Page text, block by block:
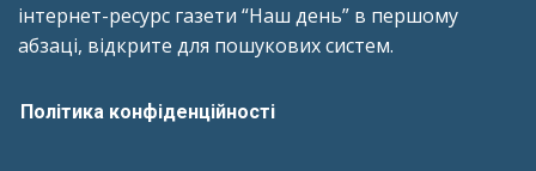
інтернет-ресурс газети “Наш день” в першому
абзаці, відкрите для пошукових систем.
Політика конфіденційності